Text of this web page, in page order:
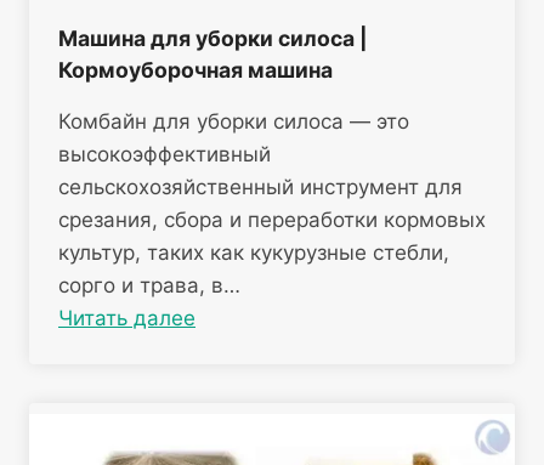
Машина для уборки силоса |
Кормоуборочная машина
Комбайн для уборки силоса — это
высокоэффективный
сельскохозяйственный инструмент для
срезания, сбора и переработки кормовых
культур, таких как кукурузные стебли,
сорго и трава, в…
Читать далее